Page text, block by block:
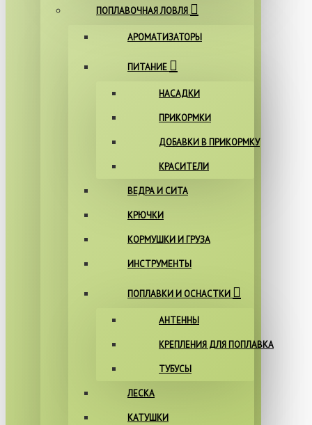
ПОПЛАВОЧНАЯ ЛОВЛЯ
АРОМАТИЗАТОРЫ
ПИТАНИЕ
НАСАДКИ
ПРИКОРМКИ
ДОБАВКИ В ПРИКОРМКУ
КРАСИТЕЛИ
ВЕДРА И СИТА
КРЮЧКИ
КОРМУШКИ И ГРУЗА
ИНСТРУМЕНТЫ
ПОПЛАВКИ И ОСНАСТКИ
АНТЕННЫ
КРЕПЛЕНИЯ ДЛЯ ПОПЛАВКА
ТУБУСЫ
ЛЕСКА
КАТУШКИ